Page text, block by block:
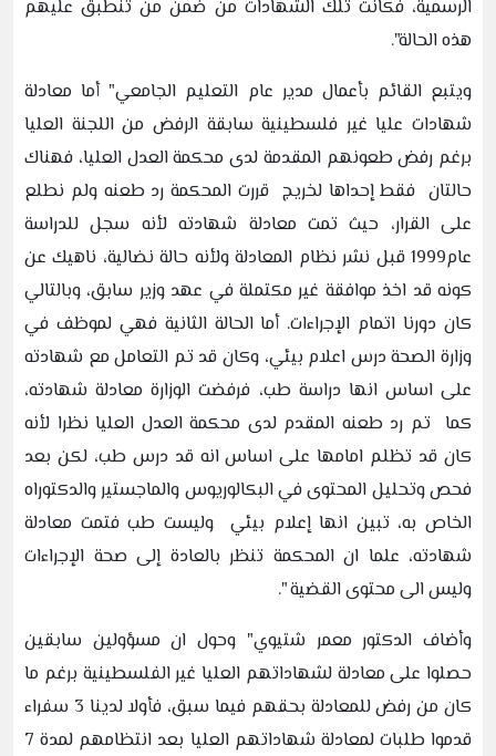
الرسمية، فكانت تلك الشهادات من ضمن من تنطبق عليهم
هذه الحالة".
ويتبع القائم بأعمال مدير عام التعليم الجامعي" أما معادلة
شهادات عليا غير فلسطينية سابقة الرفض من اللجنة العليا
برغم رفض طعونهم المقدمة لدى محكمة العدل العليا، فهناك
حالتان فقط إحداها لخريج قررت المحكمة رد طعنه ولم نطلع
على القرار، حيث تمت معادلة شهادته لأنه سجل للدراسة
عام1999 قبل نشر نظام المعادلة ولأنه حالة نضالية، ناهيك عن
كونه قد اخذ موافقة غير مكتملة في عهد وزير سابق، وبالتالي
كان دورنا اتمام الإجراءات. أما الحالة الثانية فهي لموظف في
وزارة الصحة درس اعلام بيئي، وكان قد تم التعامل مع شهادته
على اساس انها دراسة طب، فرفضت الوزارة معادلة شهادته،
كما تم رد طعنه المقدم لدى محكمة العدل العليا نظرا لأنه
كان قد تظلم امامها على اساس انه قد درس طب، لكن بعد
فحص وتحليل المحتوى في البكالوريوس والماجستير والدكتوراه
الخاص به، تبين انها إعلام بيئي وليست طب فتمت معادلة
شهادته، علما ان المحكمة تنظر بالعادة إلى صحة الإجراءات
وليس الى محتوى القضية ".
وأضاف الدكتور معمر شتيوي" وحول ان مسؤولين سابقين
حصلوا على معادلة لشهاداتهم العليا غير الفلسطينية برغم ما
كان من رفض للمعادلة بحقهم فيما سبق، فأولا لدينا 3 سفراء
قدموا طلبات لمعادلة شهاداتهم العليا بعد انتظامهم لمدة 7